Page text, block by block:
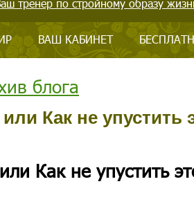
тренер по стройному образу
ВАШ КАБИНЕТ
блога
Как не
Как не упустить